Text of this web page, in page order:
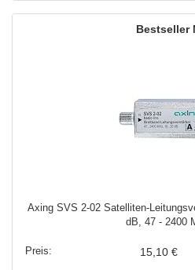
Axing SVS 2-02 Satelliten-
dB, 47 - 2400
15,10 €